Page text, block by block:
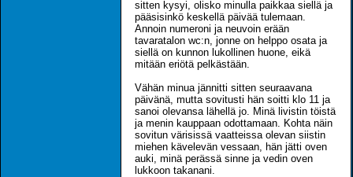
sitten kysyi, olisko minulla paikkaa siellä ja
pääsisinkö keskellä päivää tulemaan.
Annoin numeroni ja neuvoin erään
tavaratalon wc:n, jonne on helppo osata ja
siellä on kunnon lukollinen huone, eikä
mitään eriötä pelkästään.
Vähän minua jännitti sitten seuraavana
päivänä, mutta sovitusti hän soitti klo 11 ja
sanoi olevansa lähellä jo. Minä livistin töistä
ja menin kauppaan odottamaan. Kohta näin
sovitun värisissä vaatteissa olevan siistin
miehen kävelevän vessaan, hän jätti oven
auki, minä perässä sinne ja vedin oven
lukkoon takanani.